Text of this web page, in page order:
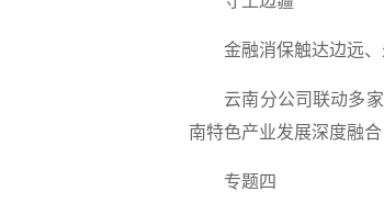
金融消保触达边远
云南分公司联动多
南特色产业发展深度融合
专题四